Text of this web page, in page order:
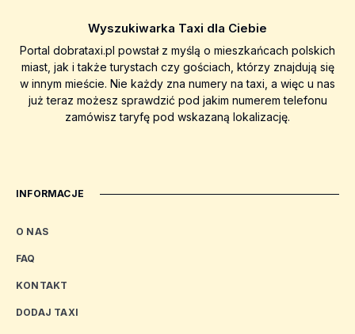
Wyszukiwarka Taxi dla Ciebie
Portal dobrataxi.pl powstał z myślą o mieszkańcach polskich
miast, jak i także turystach czy gościach, którzy znajdują się
w innym mieście. Nie każdy zna numery na taxi, a więc u nas
już teraz możesz sprawdzić pod jakim numerem telefonu
zamówisz taryfę pod wskazaną lokalizację.
INFORMACJE
O NAS
FAQ
KONTAKT
DODAJ TAXI